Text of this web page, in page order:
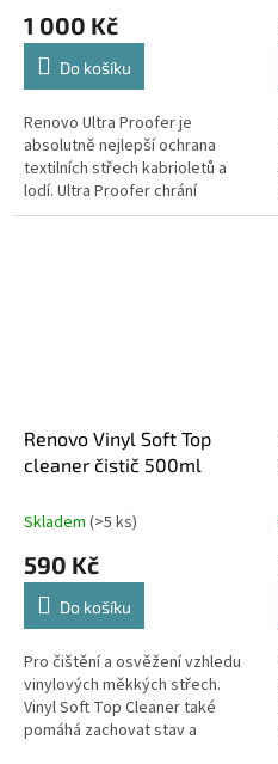
produktu
5,0
5
hvězdiček.
1 000 Kč
Do košíku
Renovo Ultra Proofer je
absolutně nejlepší ochrana
textilních střech kabrioletů a
lodí. Ultra Proofer chrání
materiál střechy před
Renovo Vinyl Soft Top
cleaner čistič 500ml
Skladem (>5 ks)
590 Kč
Do košíku
Pro čištění a osvěžení vzhledu
vinylových měkkých střech.
Vinyl Soft Top Cleaner také
pomáhá zachovat stav a